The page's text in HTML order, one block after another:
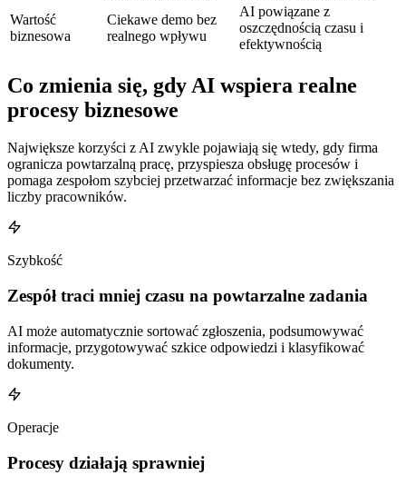
Wartość
biznesowa
Ciekawe demo bez
realnego wpływu
AI powiązane z
oszczędnością czasu i
efektywnością
Co zmienia się, gdy AI wspiera realne
procesy biznesowe
Największe korzyści z AI zwykle pojawiają się wtedy, gdy firma
ogranicza powtarzalną pracę, przyspiesza obsługę procesów i
pomaga zespołom szybciej przetwarzać informacje bez zwiększania
liczby pracowników.
Szybkość
Zespół traci mniej czasu na powtarzalne zadania
AI może automatycznie sortować zgłoszenia, podsumowywać
informacje, przygotowywać szkice odpowiedzi i klasyfikować
dokumenty.
Operacje
Procesy działają sprawniej